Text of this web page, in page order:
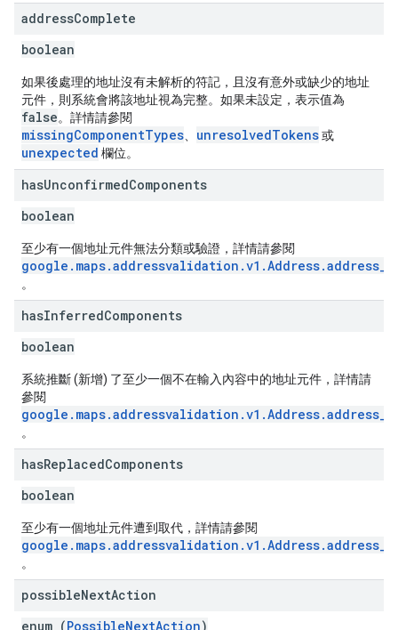
addressComplete
boolean
如果後處理的地址沒有未解析的符記，且沒有意外或缺少的地址
元件，則系統會將該地址視為完整。如果未設定，表示值為
false。詳情請參閱
missingComponentTypes unresolvedTokens或
unexpected 欄位。
hasUnconfirmedComponents
boolean
至少有一個地址元件無法分類或驗證，詳情請參閱
。
hasInferredComponents
boolean
系統推斷 (新增) 了至少一個不在輸入內容中的地址元件，詳情請
參閱
。
hasReplacedComponents
boolean
至少有一個地址元件遭到取代，詳情請參閱
。
possibleNextAction
enum (PossibleNextAction)